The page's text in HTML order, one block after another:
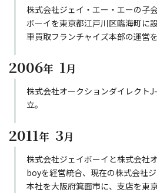
株式会社ジェイ・エー・エーの子
ボーイを東京都江戸川区臨海町に設
車買取フランチャイズ本部の運営を
2006年 1月
株式会社オークションダイレクト
立。
2011年 3月
株式会社ジェイボーイと株式会社
boyを経営統合、現在の株式会社ジ
本社を大阪府箕面市に、支店を東